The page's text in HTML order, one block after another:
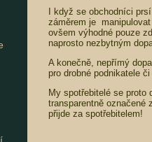
I když se obchodníci
záměrem je
ovšem výhodné pouze
naprosto nezbytným
A konečně, nepřímý
pro drobné podnikatele
My spotřebitelé se proto
transparentně označené
přijde za spotřebitelem!